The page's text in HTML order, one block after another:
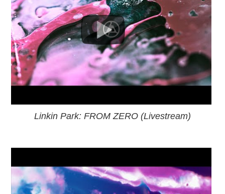
Linkin Park: FROM ZERO (Livestream)